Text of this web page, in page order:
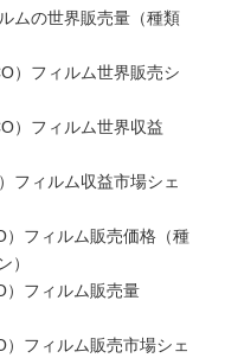
ムの世界販売量（種類
）フィルム世界販売シ
）フィルム世界収益
フィルム収益市場シェ
フィルム販売価格（種
）
）フィルム販売量
フィルム販売市場シェ